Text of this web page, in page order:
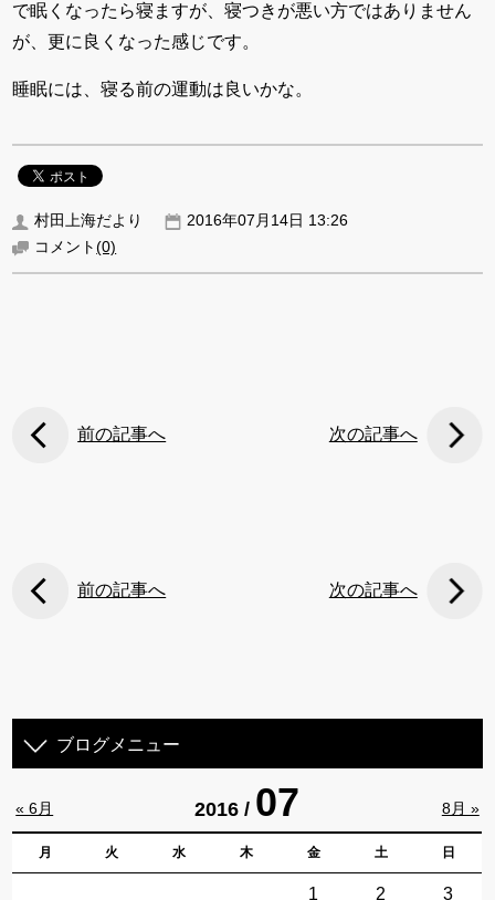
で眠くなったら寝ますが、寝つきが悪い方ではありません
が、更に良くなった感じです。
睡眠には、寝る前の運動は良いかな。
村田上海だより
2016年07月14日 13:26
コメント(0)
前の記事へ 次の記事へ
前の記事へ 次の記事へ
ブログメニュー
2016 / 07
月 火 水 木 金 土 日
1 2 3
« 6月 8月 »